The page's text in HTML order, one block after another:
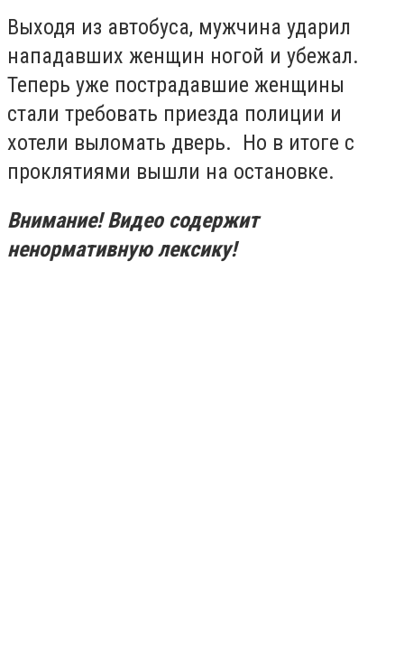
Выходя из автобуса, мужчина ударил
нападавших женщин ногой и убежал.
Теперь уже пострадавшие женщины
стали требовать приезда полиции и
хотели выломать дверь. Но в итоге с
проклятиями вышли на остановке.
Внимание! Видео содержит
ненормативную лексику!